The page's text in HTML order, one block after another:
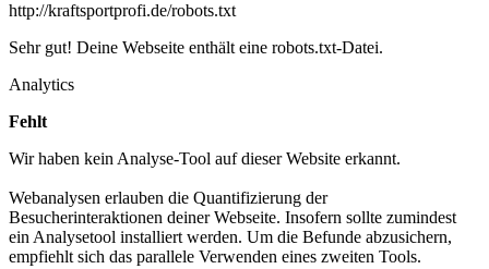
http://kraftsportprofi.de/robots.txt
Sehr gut! Deine Webseite enthält eine robots.txt-Datei.
Analytics
Fehlt
Wir haben kein Analyse-Tool auf dieser Website erkannt.
Webanalysen erlauben die Quantifizierung der
Besucherinteraktionen deiner Webseite. Insofern sollte zumindest
ein Analysetool installiert werden. Um die Befunde abzusichern,
empfiehlt sich das parallele Verwenden eines zweiten Tools.